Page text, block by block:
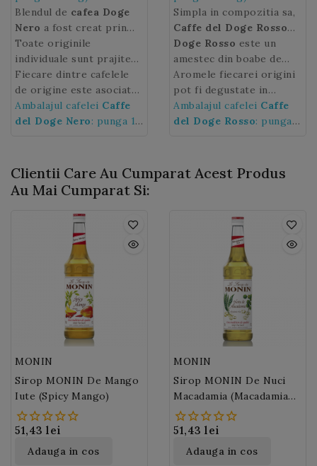
Blendul de cafea Doge
Nero a fost creat prin
selectarea unei baze de
cafele Arabica din:
regiunea Alta Mogiana
din Brazilia, din
plantatiile din America
Centrala si Caraibe si
Indiana, Kaapi Royale.
Toate originile
individuale sunt prajite
impreuna pentru a
obtine o aroma
echilibrata. Odata
preparat, blendul Caffe
grandioasa datorita
aromei sale intense si
persistente cu note
rafinate de ciocolata,
fara subtilitati amare.
Fiecare dintre cafelele
de origine este asociata
cu numele plantatiei de
provenienta sau al
Ambalajul cafelei Caffe
del Doge Nero: punga 1
Simpla in compozitia sa,
Caffe del Doge Rosso
are o aroma seducatoare
si o aciditate redusa.
Doge Rosso este un
amestec din boabe de
cafea 100% Arabica din
Brazilia, Columbia,
Guatemala si India.
Fiecare cafea de origine
respectand fidel traditia
dintre cele patru cafele
de origini este asociata
cu numele plantatiei de
provenienta sau al
producatorului. Importul
direct si exclusiv in Italia
a cafelelor de origini
permite trasabilitatea
cafelei Caffe
Aromele fiecarei origini
pot fi degustate in
fiecare ceasca deCaffe
del Doge Rosso.
Ambalajul cafelei Caffe
del Doge Rosso: punga 1
Clientii Care Au Cumparat Acest Produs
Au Mai Cumparat Si:
MONIN
Sirop MONIN De Mango
Iute (Spicy Mango)
51,43 lei
Adauga in cos
MONIN
Sirop MONIN De Nuci
Macadamia (Macadamia
Nuts)
51,43 lei
Adauga in cos